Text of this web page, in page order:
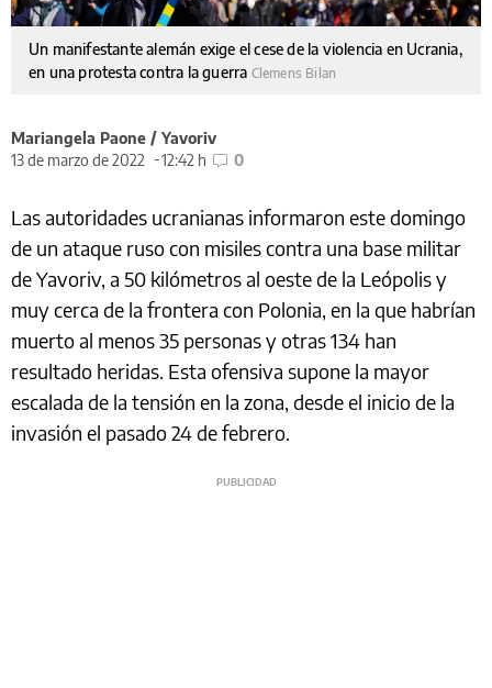
Un manifestante alemán exige el cese de la violencia en Ucrania,
en una protesta contra la guerra Clemens Bilan
Mariangela Paone / Yavoriv
13 de marzo de 2022
12:42 h 0
Las autoridades ucranianas informaron este domingo
de un ataque ruso con misiles contra una base militar
de Yavoriv, a 50 kilómetros al oeste de la Leópolis y
muy cerca de la frontera con Polonia, en la que habrían
muerto al menos 35 personas y otras 134 han
resultado heridas. Esta ofensiva supone la mayor
escalada de la tensión en la zona, desde el inicio de la
invasión el pasado 24 de febrero.